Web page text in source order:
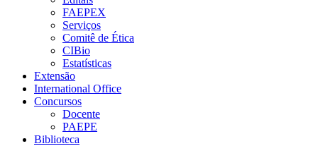
FAEPEX
Serviços
Comitê de Ética
CIBio
Estatísticas
Extensão
International Office
Concursos
Docente
PAEPE
Biblioteca